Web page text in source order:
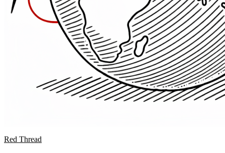
Red Thread